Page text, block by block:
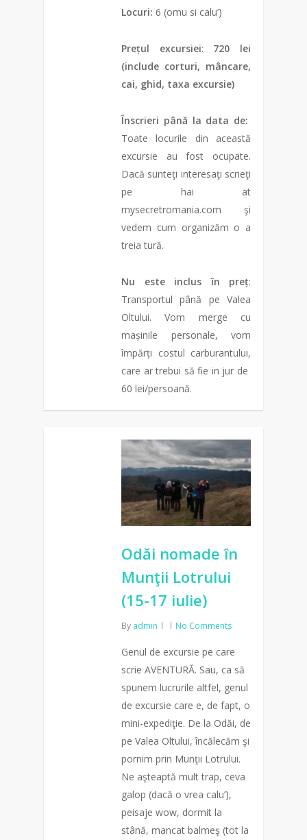
Locuri: 6 (omu si calu’)
Prețul excursiei: 720 lei
(include corturi, mâncare,
cai, ghid, taxa excursie)
Înscrieri până la data de:
Toate locurile din această
excursie au fost ocupate.
Dacă sunteţi interesaţi scrieţi
pe hai at
mysecretromania.com şi
vedem cum organizăm o a
treia tură.
Nu este inclus în preț:
Transportul până pe Valea
Oltului. Vom merge cu
mașinile personale, vom
împărți costul carburantului,
care ar trebui să fie in jur de
60 lei/persoană.
Odăi nomade în
Munţii Lotrului
(15-17 iulie)
By admin No Comments
Genul de excursie pe care
scrie AVENTURĂ. Sau, ca să
spunem lucrurile altfel, genul
de excursie care e, de fapt, o
mini-expediţie. De la Odăi, de
pe Valea Oltului, încălecăm şi
pornim prin Munţii Lotrului.
Ne aşteaptă mult trap, ceva
galop (dacă o vrea calu’),
peisaje wow, dormit la
stână, mancat balmeş (tot la